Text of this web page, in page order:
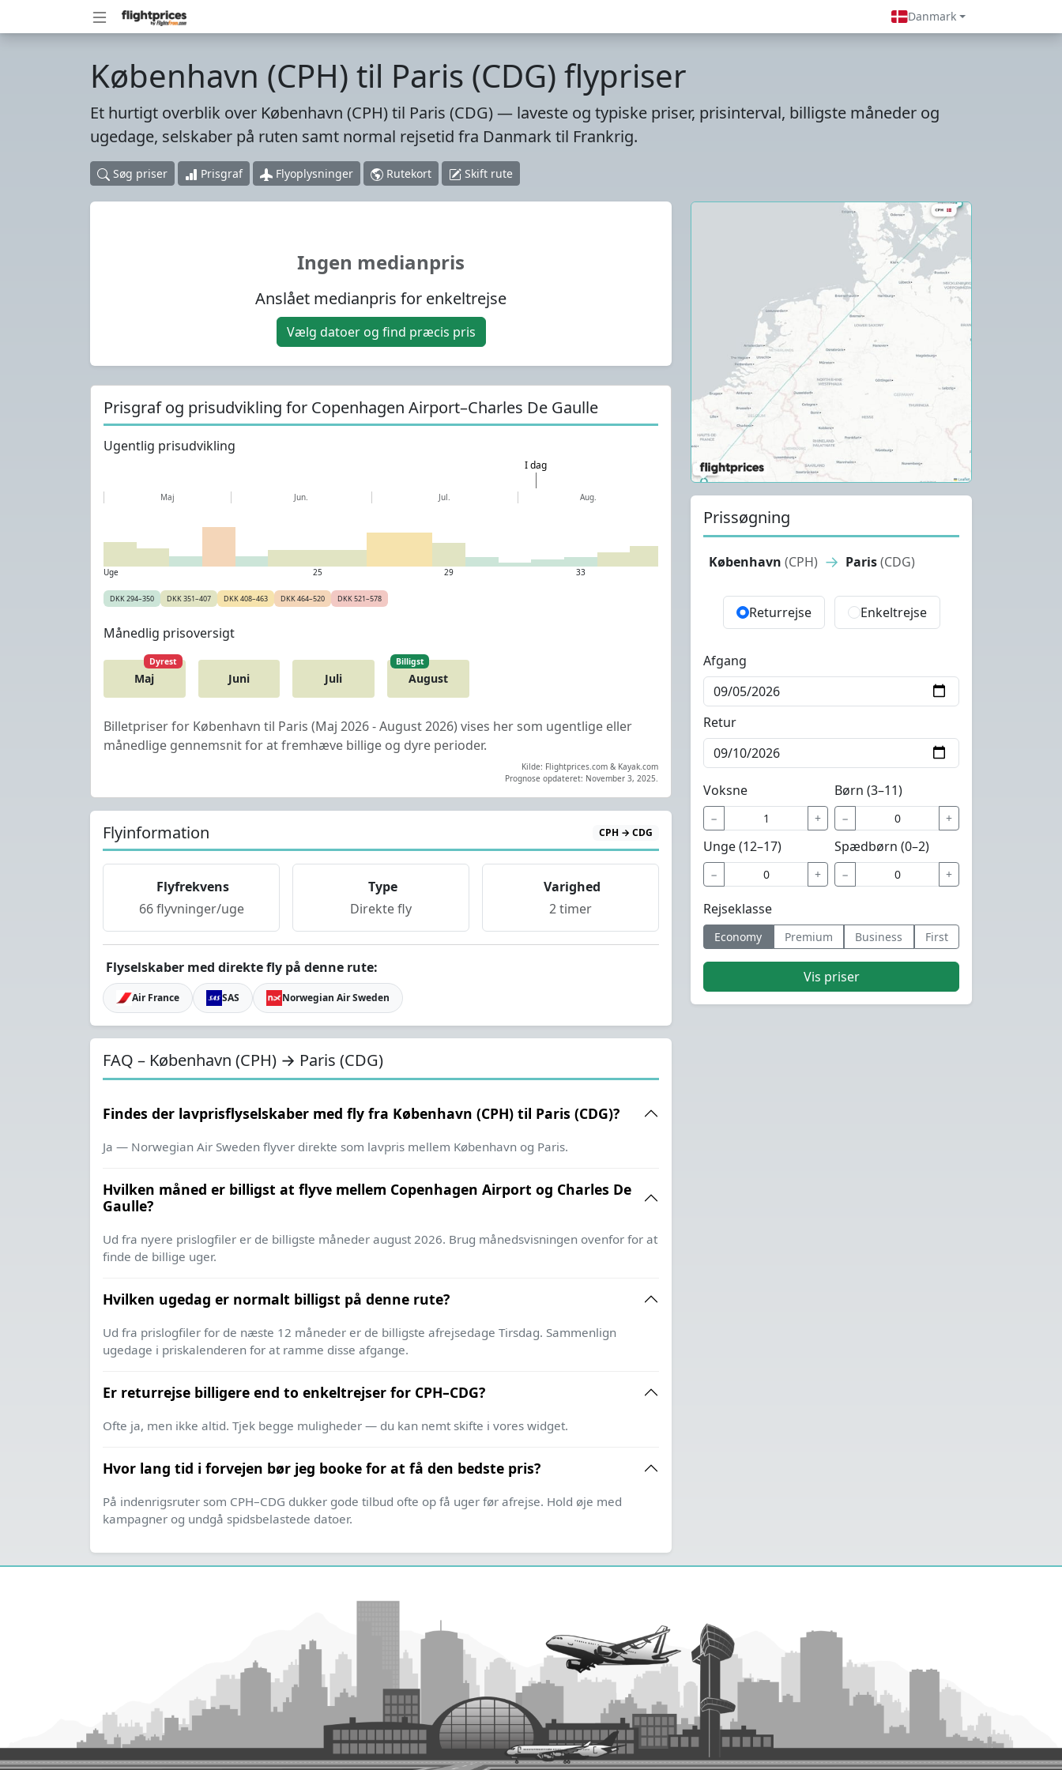
Danmark
København (CPH) til Paris (CDG) flypriser
Et hurtigt overblik over København (CPH) til Paris (CDG) — laveste og typiske priser, prisinterval, billigste måneder og
ugedage, selskaber på ruten samt normal rejsetid fra Danmark til Frankrig.
Søg priser Prisgraf Flyoplysninger Rutekort Skift rute
Ingen medianpris
Anslået medianpris for enkeltrejse
Vælg datoer og find præcis pris
Prisgraf og prisudvikling for Copenhagen Airport–Charles De Gaulle
Ugentlig prisudvikling
I dag
Maj Jun. Jul. Aug.
Uge 25 29 33
DKK 294–350 DKK 351–407 DKK 408–463 DKK 464–520 DKK 521–578
Månedlig prisoversigt
Maj
Dyrest
Juni Juli August
Billigst
Billetpriser for København til Paris (Maj 2026 - August 2026) vises her som ugentlige eller
månedlige gennemsnit for at fremhæve billige og dyre perioder.
Kilde: Flightprices.com & Kayak.com
Prognose opdateret: November 3, 2025.
Flyinformation CPH → CDG
Flyfrekvens
66 flyvninger/uge
Type
Direkte fly
Varighed
2 timer
Flyselskaber med direkte fly på denne rute:
Air France SAS Norwegian Air Sweden
FAQ – København (CPH) → Paris (CDG)
Findes der lavprisflyselskaber med fly fra København (CPH) til Paris (CDG)?
Ja — Norwegian Air Sweden flyver direkte som lavpris mellem København og Paris.
Hvilken måned er billigst at flyve mellem Copenhagen Airport og Charles De
Gaulle?
Ud fra nyere prislogfiler er de billigste måneder august 2026. Brug månedsvisningen ovenfor for at
finde de billige uger.
Hvilken ugedag er normalt billigst på denne rute?
Ud fra prislogfiler for de næste 12 måneder er de billigste afrejsedage Tirsdag. Sammenlign
ugedage i pris­kalenderen for at ramme disse afgange.
Er returrejse billigere end to enkeltrejser for CPH–CDG?
Ofte ja, men ikke altid. Tjek begge muligheder — du kan nemt skifte i vores widget.
Hvor lang tid i forvejen bør jeg booke for at få den bedste pris?
På indenrigsruter som CPH–CDG dukker gode tilbud ofte op få uger før afrejse. Hold øje med
kampagner og undgå spidsbelastede datoer.
Prissøgning
København (CPH) → Paris (CDG)
Returrejse Enkeltrejse
Afgang
Retur
Voksne
− +
Børn (3–11)
− +
Unge (12–17)
− +
Spædbørn (0–2)
− +
Rejseklasse
Economy Premium Business First
Vis priser